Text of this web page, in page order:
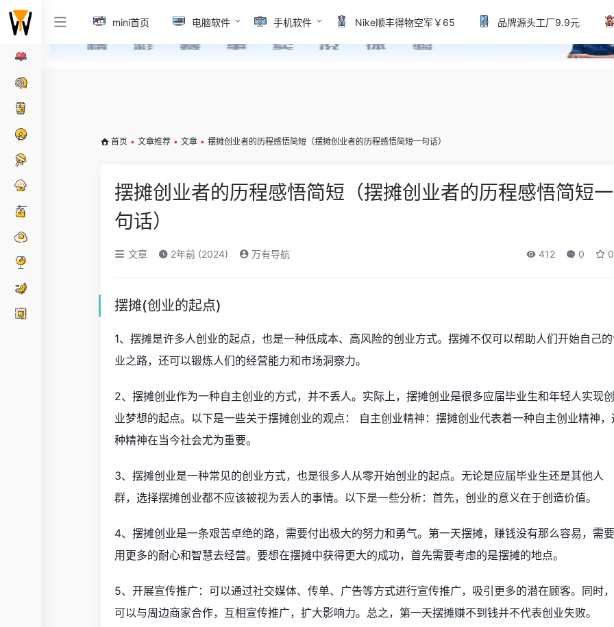
mini首页 电脑软件 手机软件 Nike顺丰得物空军￥65 品牌源头工厂9.9元
首页 • 文章推荐 • 文章 • 摆摊创业者的历程感悟简短（摆摊创业者的历程感悟简短一句话）
摆摊创业者的历程感悟简短（摆摊创业者的历程感悟简短一
句话）
文章 2年前 (2024) 万有导航 412 0 0
摆摊(创业的起点)
1、摆摊是许多人创业的起点，也是一种低成本、高风险的创业方式。摆摊不仅可以帮助人们开始自己的
业之路，还可以锻炼人们的经营能力和市场洞察力。
2、摆摊创业作为一种自主创业的方式，并不丢人。实际上，摆摊创业是很多应届毕业生和年轻人实现创
业梦想的起点。以下是一些关于摆摊创业的观点： 自主创业精神：摆摊创业代表着一种自主创业精神，
种精神在当今社会尤为重要。
3、摆摊创业是一种常见的创业方式，也是很多人从零开始创业的起点。无论是应届毕业生还是其他人
群，选择摆摊创业都不应该被视为丢人的事情。以下是一些分析：首先，创业的意义在于创造价值。
4、摆摊创业是一条艰苦卓绝的路，需要付出极大的努力和勇气。第一天摆摊，赚钱没有那么容易，需要
用更多的耐心和智慧去经营。要想在摆摊中获得更大的成功，首先需要考虑的是摆摊的地点。
5、开展宣传推广：可以通过社交媒体、传单、广告等方式进行宣传推广，吸引更多的潜在顾客。同时，
可以与周边商家合作，互相宣传推广，扩大影响力。总之，第一天摆摊赚不到钱并不代表创业失败。